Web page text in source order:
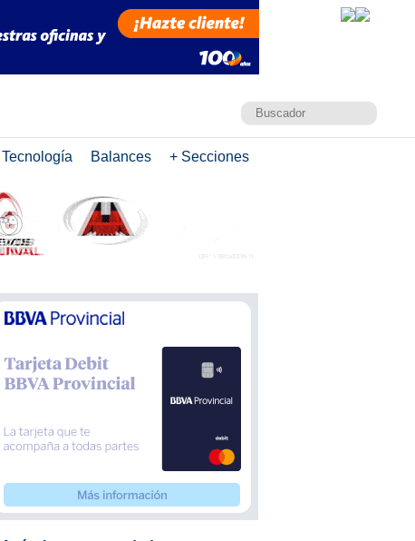
Tecnología Balances + Secciones